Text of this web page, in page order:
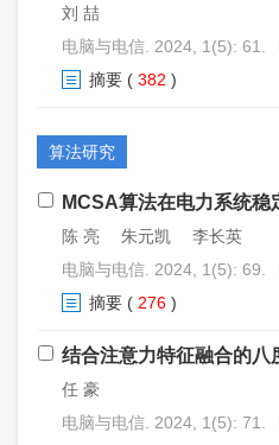
刘 喆
电脑与电信. 2024, 1(5): 61.
摘要 ( 382 )
算法研究
MCSA算法在电力系统稳
陈 亮 朱元凯 李长英
电脑与电信. 2024, 1(5): 69.
摘要 ( 276 )
结合注意力特征融合的八
任 豪
电脑与电信. 2024, 1(5): 71.